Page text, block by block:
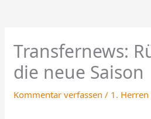
Transfernews:
die neue Saison
Kommentar verfassen / 1. Herren